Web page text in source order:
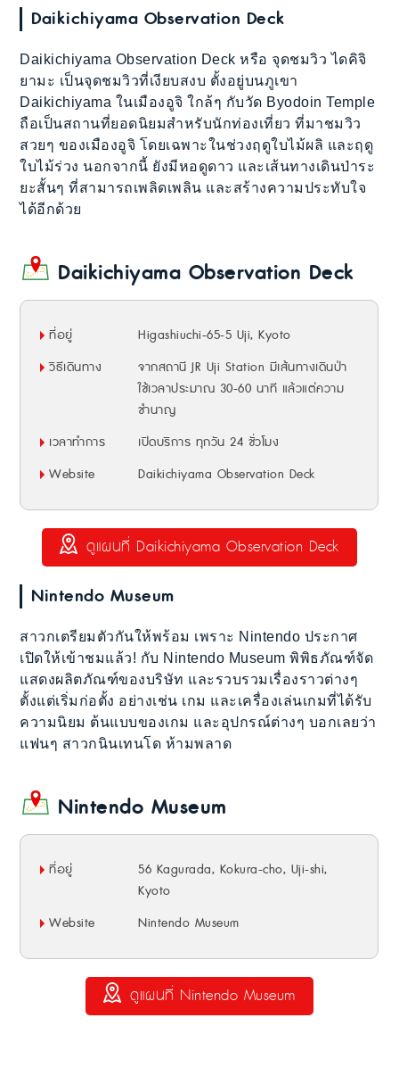
Daikichiyama Observation Deck
Daikichiyama Observation Deck หรือ จุดชมวิว ไดคิจิ
ยามะ เป็นจุดชมวิวที่เงียบสงบ ตั้งอยู่บนภูเขา
Daikichiyama ในเมืองอูจิ ใกล้ๆ กับวัด Byodoin Temple
ถือเป็นสถานที่ยอดนิยมสำหรับนักท่องเที่ยว ที่มาชมวิว
สวยๆ ของเมืองอูจิ โดยเฉพาะในช่วงฤดูใบไม้ผลิ และฤดู
ใบไม้ร่วง นอกจากนี้ ยังมีหอดูดาว และเส้นทางเดินป่าระ
ยะสั้นๆ ที่สามารถเพลิดเพลิน และสร้างความประทับใจ
ได้อีกด้วย
Daikichiyama Observation Deck
ที่อยู่
Higashiuchi-65-5 Uji, Kyoto
วิธีเดินทาง
จากสถานี JR Uji Station มีเส้นทางเดินป่า
ใช้เวลาประมาณ 30-60 นาที แล้วแต่ความ
ชำนาญ
เวลาทำการ
เปิดบริการ ทุกวัน 24 ชั่วโมง
Website
Daikichiyama Observation Deck
ดูแผนที่ Daikichiyama Observation Deck
Nintendo Museum
สาวกเตรียมตัวกันให้พร้อม เพราะ Nintendo ประกาศ
เปิดให้เข้าชมแล้ว! กับ Nintendo Museum พิพิธภัณฑ์จัด
แสดงผลิตภัณฑ์ของบริษัท และรวบรวมเรื่องราวต่างๆ
ตั้งแต่เริ่มก่อตั้ง อย่างเช่น เกม และเครื่องเล่นเกมที่ได้รับ
ความนิยม ต้นแบบของเกม และอุปกรณ์ต่างๆ บอกเลยว่า
แฟนๆ สาวกนินเทนโด ห้ามพลาด
Nintendo Museum
ที่อยู่
56 Kagurada, Kokura-cho, Uji-shi,
Kyoto
Website
Nintendo Museum
ดูแผนที่ Nintendo Museum